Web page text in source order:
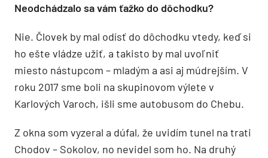
Neodchádzalo sa vám ťažko do dôchodku?
Nie. Človek by mal odísť do dôchodku vtedy, keď si
ho ešte vládze užiť, a takisto by mal uvoľniť
miesto nástupcom – mladým a asi aj múdrejším. V
roku 2017 sme boli na skupinovom výlete v
Karlových Varoch, išli sme autobusom do Chebu.
Z okna som vyzeral a dúfal, že uvidím tunel na trati
Chodov – Sokolov, no nevidel som ho. Na druhý